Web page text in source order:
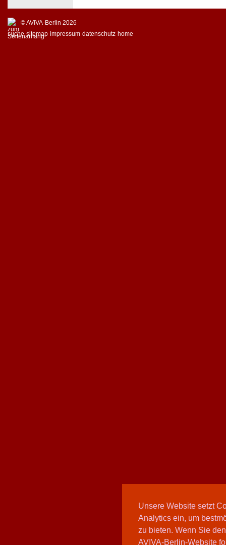
Unsere Website setzt
Analytics ein, um
zu bieten. Wenn Sie
AVIVA-Berlin-Website
© AVIVA-Berlin 2026
suche sitemap impressum datenschutz home